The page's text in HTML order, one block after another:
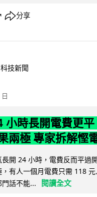
分享
科技新聞
日
小時長開電費更
兩極 專家拆解慳
開 24 小時，電費反而平過
有人一個月電費只需 118
話不能...
閱讀全文